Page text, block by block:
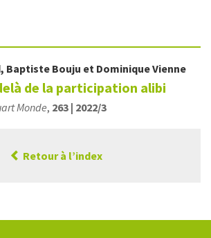
, Baptiste Bouju et DominiqueVienne
de la participation alibi
Monde, 263 | 2022/3
Retour à l’index